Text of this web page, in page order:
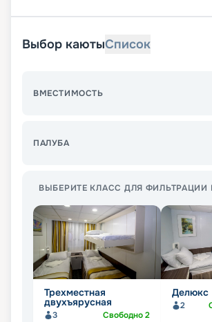
Выбор каютыСписок
ВМЕСТИМОСТЬ
ПАЛУБА
ВЫБЕРИТЕ КЛАСС ДЛЯ ФИЛЬТРАЦИИ
Трехместная
двухъярусная
3 Свободно2
Делюкс
2